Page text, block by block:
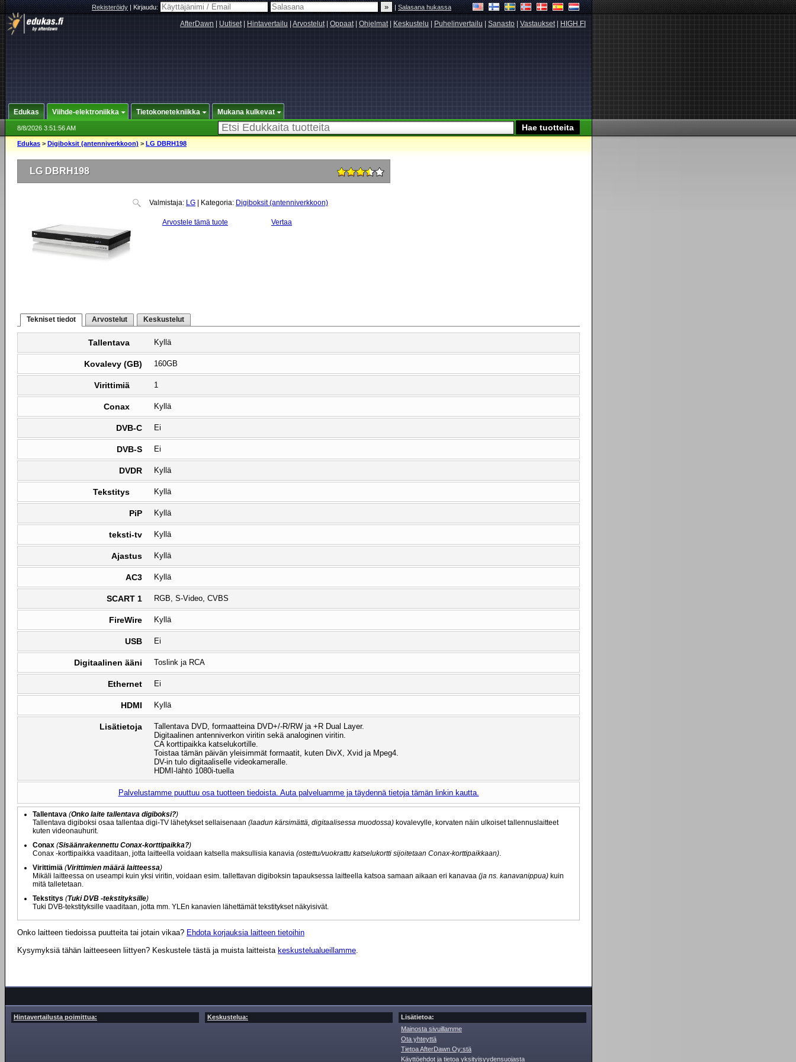
Rekisteröidy|Kirjaudu: |Salasana hukassa
AfterDawn Uutiset| Hintavertailu Arvostelut| Oppaat| Ohjelmat| Keskustelu Puhelinvertailu Sanasto Vastaukset| HIGH.FI
Edukas Viihde-elektroniikka Tietokonetekniikka Mukana kulkevat
8/8/2026 3:51:56 AM
Edukas > Digiboksit (antenniverkkoon) > LG DBRH198
LG DBRH198
Valmistaja: LG | Kategoria: Digiboksit (antenniverkkoon)
Arvostele tämä tuote Vertaa
Tekniset tiedot Arvostelut Keskustelut
Tallentava Kyllä
Kovalevy (GB) 160GB
Virittimiä 1
Conax Kyllä
DVB-C Ei
DVB-S Ei
DVDR Kyllä
Tekstitys Kyllä
PiP Kyllä
teksti-tv Kyllä
Ajastus Kyllä
AC3 Kyllä
SCART 1 RGB, S-Video, CVBS
FireWire Kyllä
USB Ei
Digitaalinen ääni Toslink ja RCA
Ethernet Ei
HDMI Kyllä
Lisätietoja
Tallentava DVD, formaatteina DVD+/-R/RW ja +R Dual Layer.
Digitaalinen antenniverkon viritin sekä analoginen viritin.
CA korttipaikka katselukortille.
Toistaa tämän päivän yleisimmät formaatit, kuten DivX, Xvid ja Mpeg4.
DV-in tulo digitaaliselle videokameralle.
HDMI-lähtö 1080i-tuella
Palvelustamme puuttuu osa tuotteen tiedoista. Auta palveluamme ja täydennä tietoja tämän linkin kautta.
Tallentava (Onko laite tallentava digiboksi?)
Tallentava digiboksi osaa tallentaa digi-TV lähetykset sellaisenaan (laadun kärsimättä, digitaalisessa muodossa) kovalevylle, korvaten näin ulkoiset tallennuslaitteet
kuten videonauhurit.
Conax (Sisäänrakennettu Conax-korttipaikka?)
Conax -korttipaikka vaaditaan, jotta laitteella voidaan katsella maksullisia kanavia (ostettu/vuokrattu katselukortti sijoitetaan Conax-korttipaikkaan).
Virittimiä (Virittimien määrä laitteessa)
Mikäli laitteessa on useampi kuin yksi viritin, voidaan esim. tallettavan digiboksin tapauksessa laitteella katsoa samaan aikaan eri kanavaa (ja ns. kanavanippua) kuin
mitä talletetaan.
Tekstitys (Tuki DVB -tekstityksille)
Tuki DVB-tekstityksille vaaditaan, jotta mm. YLEn kanavien lähettämät tekstitykset näkyisivät.
Onko laitteen tiedoissa puutteita tai jotain vikaa? Ehdota korjauksia laitteen tietoihin
Kysymyksiä tähän laitteeseen liittyen? Keskustele tästä ja muista laitteista keskustelualueillamme.
Hintavertailusta poimittua: Keskustelua:
Lisätietoa:
Mainosta sivuillamme
Ota yhteyttä
Tietoa AfterDawn Oy:stä
Käyttöehdot ja tietoa yksityisyydensuojasta